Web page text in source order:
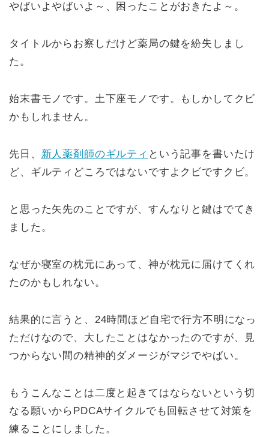
b
o
o
Li
n
k
やばいよやばいよ～、困ったことがおきたよ～。
タイトルからお察しだけど薬局の鍵を紛失しまし
た。
始末書モノです。土下座モノです。もしかしてクビ
かもしれません。
先日、 新人薬剤師のギルティ という記事を書いたけ
ど、ギルティどころではないですよクビですクビ。
と思った矢先のことですが、すんなりと鍵はでてき
ました。
なぜか寝室の枕元にあって、神が枕元に届けてくれ
たのかもしれない。
結果的に言うと、24時間ほど自宅で行方不明になっ
ただけなので、大したことはなかったのですが、見
つからない間の精神的ダメージがマジでやばい。
もうこんなことは二度と起きてはならないという切
なる願いからPDCAサイクルでも回転させて対策を
練ることにしました。